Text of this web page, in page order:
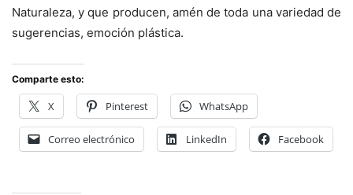
Naturaleza, y que producen, amén de toda una variedad de
sugerencias, emoción plástica.
Comparte esto:
X Pinterest WhatsApp
Correo electrónico LinkedIn Facebook